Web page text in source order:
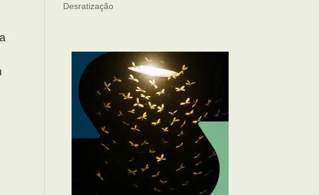
Desratização
Mosquitos
Percevejo de Cama
Pulgas e Carrapatos
Ratos
Sanitização